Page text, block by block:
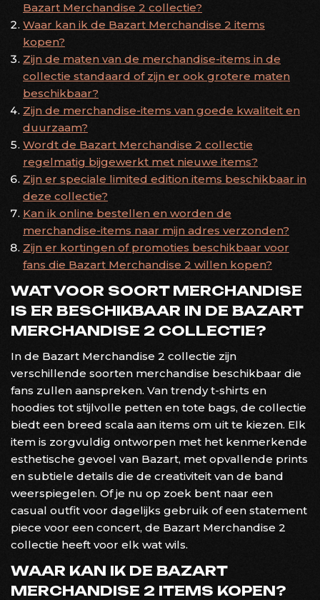
Bazart Merchandise 2 collectie?
Waar kan ik de Bazart Merchandise 2 items
kopen?
Zijn de maten van de merchandise-items in de
collectie standaard of zijn er ook grotere maten
beschikbaar?
Zijn de merchandise-items van goede kwaliteit en
duurzaam?
Wordt de Bazart Merchandise 2 collectie
regelmatig bijgewerkt met nieuwe items?
Zijn er speciale limited edition items beschikbaar in
deze collectie?
Kan ik online bestellen en worden de
merchandise-items naar mijn adres verzonden?
Zijn er kortingen of promoties beschikbaar voor
fans die Bazart Merchandise 2 willen kopen?
WAT VOOR SOORT MERCHANDISE
IS ER BESCHIKBAAR IN DE BAZART
MERCHANDISE 2 COLLECTIE?
In de Bazart Merchandise 2 collectie zijn
verschillende soorten merchandise beschikbaar die
fans zullen aanspreken. Van trendy t-shirts en
hoodies tot stijlvolle petten en tote bags, de collectie
biedt een breed scala aan items om uit te kiezen. Elk
item is zorgvuldig ontworpen met het kenmerkende
esthetische gevoel van Bazart, met opvallende prints
en subtiele details die de creativiteit van de band
weerspiegelen. Of je nu op zoek bent naar een
casual outfit voor dagelijks gebruik of een statement
piece voor een concert, de Bazart Merchandise 2
collectie heeft voor elk wat wils.
WAAR KAN IK DE BAZART
MERCHANDISE 2 ITEMS KOPEN?